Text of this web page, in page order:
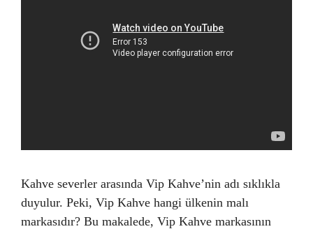
Kahve severler arasında Vip Kahve’nin adı sıklıkla
duyulur. Peki, Vip Kahve hangi ülkenin malı
markasıdır? Bu makalede, Vip Kahve markasının